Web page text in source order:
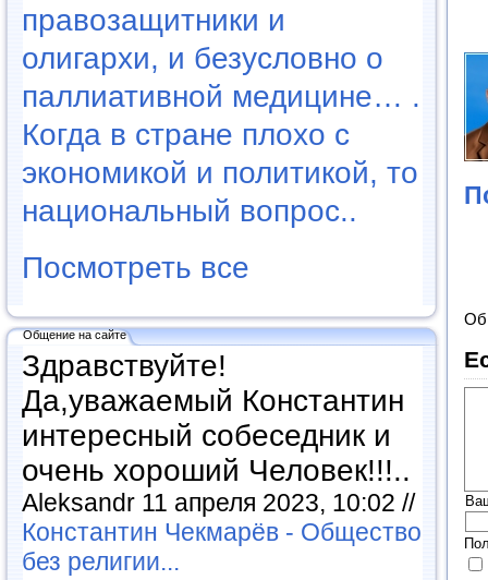
правозащитники и
олигархи, и безусловно о
паллиативной медицине… .
Когда в стране плохо с
экономикой и политикой, то
национальный вопрос..
Посмотреть все
Общение на сайте
Здравствуйте!
Да,уважаемый Константин
интересный собеседник и
очень хороший Человек!!!..
Aleksandr 11 апреля 2023, 10:02 //
Константин Чекмарёв - Общество
без религии...